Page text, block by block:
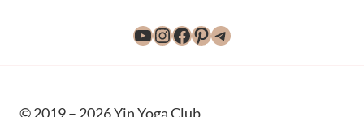
YouTube
Instagram
Facebook
Pinterest
Telegram
© 2019 – 2026 Yin Yoga Club